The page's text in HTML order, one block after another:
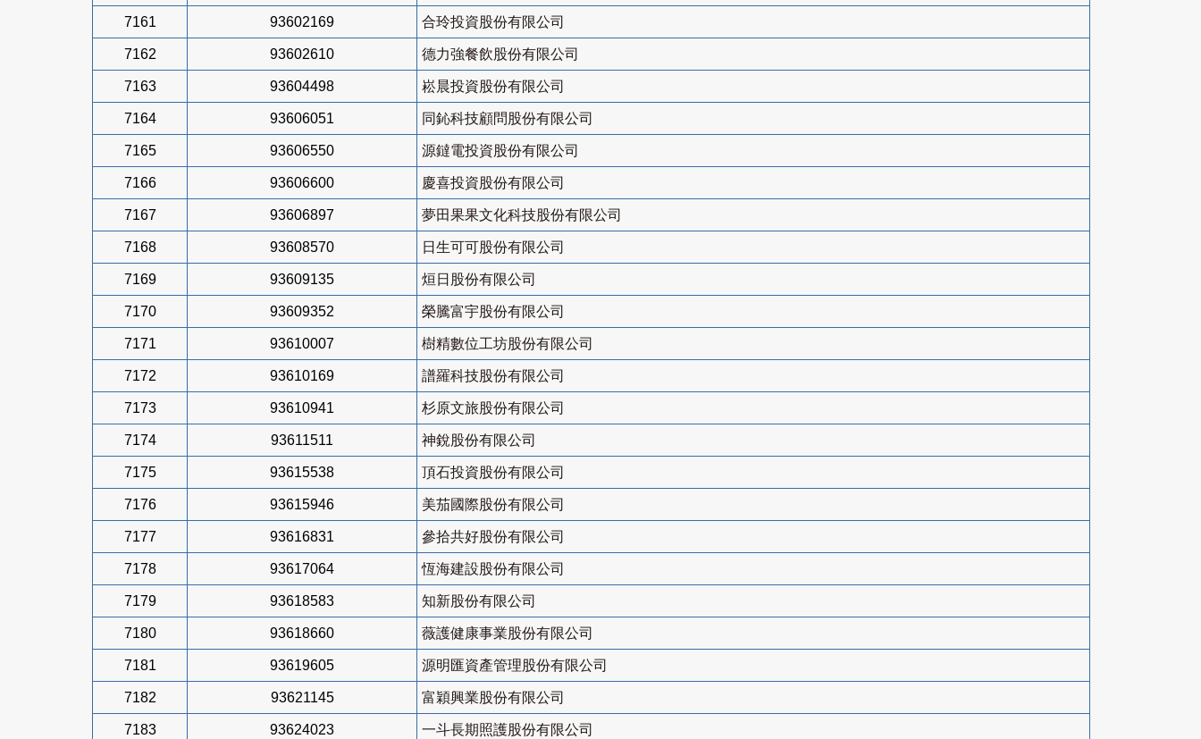
7161 93602169 合玲投資股份有限公司
7162 93602610 德力強餐飲股份有限公司
7163 93604498 崧晨投資股份有限公司
7164 93606051 同鈊科技顧問股份有限公司
7165 93606550 源鐽電投資股份有限公司
7166 93606600 慶喜投資股份有限公司
7167 93606897 夢田果果文化科技股份有限公司
7168 93608570 日生可可股份有限公司
7169 93609135 烜日股份有限公司
7170 93609352 榮騰富宇股份有限公司
7171 93610007 樹精數位工坊股份有限公司
7172 93610169 譜羅科技股份有限公司
7173 93610941 杉原文旅股份有限公司
7174 93611511 神銳股份有限公司
7175 93615538 頂石投資股份有限公司
7176 93615946 美茄國際股份有限公司
7177 93616831 參拾共好股份有限公司
7178 93617064 恆海建設股份有限公司
7179 93618583 知新股份有限公司
7180 93618660 薇護健康事業股份有限公司
7181 93619605 源明匯資產管理股份有限公司
7182 93621145 富穎興業股份有限公司
7183 93624023 一斗長期照護股份有限公司